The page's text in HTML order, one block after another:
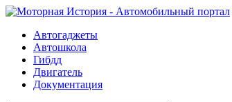
Автогаджеты
Автошкола
Гибдд
Двигатель
Документация